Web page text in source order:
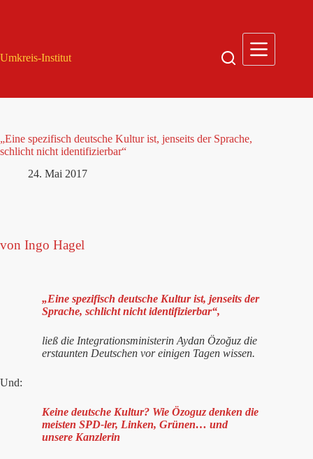
Umkreis-Institut
„Eine spezifisch deutsche Kultur ist, jenseits der Sprache,
schlicht nicht identifizierbar“
24. Mai 2017
von Ingo Hagel
„Eine spezifisch deutsche Kultur ist, jenseits der
Sprache, schlicht nicht identifizierbar“,
ließ die Integrationsministerin Aydan Özoğuz die
erstaunten Deutschen vor einigen Tagen wissen.
Und:
Keine deutsche Kultur? Wie Özoguz denken die
meisten SPD-ler, Linken, Grünen… und
unsere Kanzlerin